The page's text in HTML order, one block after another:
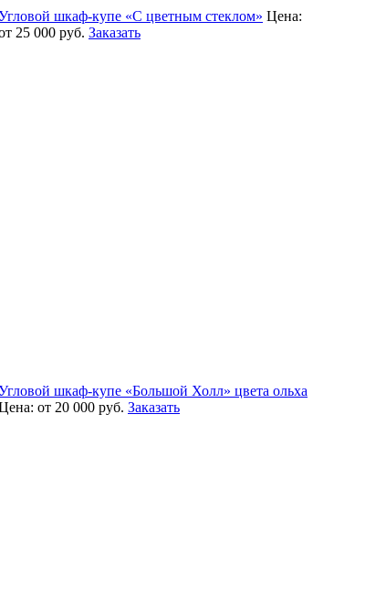
шкаф-купе «С цветным стеклом» Цена:
25 000 руб. Заказать
шкаф-купе «Большой Холл» цвета ольха
от 20 000 руб. Заказать